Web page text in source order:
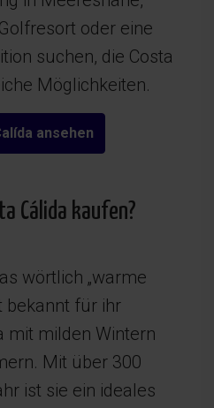
oder eine
suchen, die Costa
Möglichkeiten.
ansehen
Cálida kaufen?
wörtlich „warme
bekannt für ihr
mit milden Wintern
Mit über 300
ist sie ein ideales